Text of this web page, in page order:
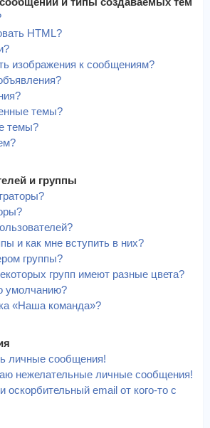
HTML?
изображения к сообщениям?
темы?
темы?
и группы
и как мне вступить в них?
группы?
групп имеют разные цвета?
умолчанию?
«Наша команда»?
личные сообщения!
нежелательные личные сообщения!
оскорбительный email от кого-то с